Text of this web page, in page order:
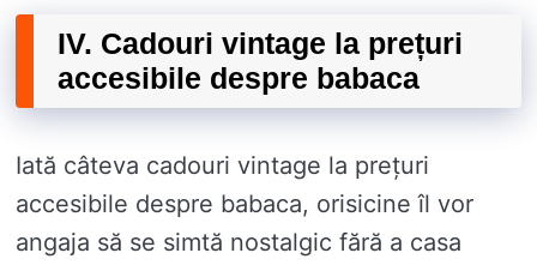
IV. Cadouri vintage la prețuri
accesibile despre babaca
Iată câteva cadouri vintage la prețuri
accesibile despre babaca, orisicine îl vor
angaja să se simtă nostalgic fără a casa